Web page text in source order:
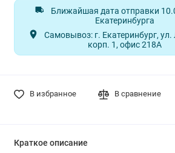
Ближайшая дата отправки
Екатеринбурга
Самовывоз: г. Екатеринбург,
корп. 1, офис 218А
В избранное В сравнение
Краткое описание